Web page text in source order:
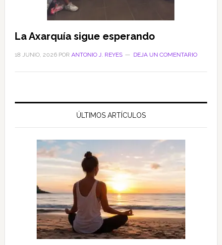
La Axarquía sigue esperando
18 JUNIO, 2026POR ANTONIO J. REYES DEJA UN COMENTARIO
ÚLTIMOS ARTÍCULOS